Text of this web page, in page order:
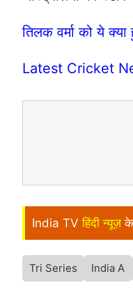
तिलक वर्मा को ये
Latest Cricket
India TV हिंदी न्यूज़ के
Tri Series India A